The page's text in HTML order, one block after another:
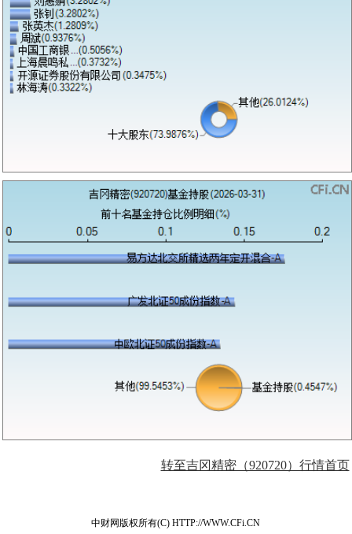
转至吉冈精密（920720）行情首页
中财网版权所有(C) HTTP://WWW.CFi.CN